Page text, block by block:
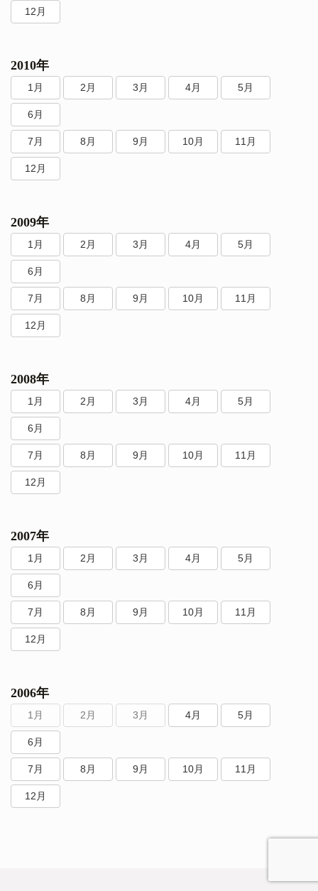
12月
2010年
1月 2月 3月 4月 5月
6月
7月 8月 9月 10月 11月
12月
2009年
1月 2月 3月 4月 5月
6月
7月 8月 9月 10月 11月
12月
2008年
1月 2月 3月 4月 5月
6月
7月 8月 9月 10月 11月
12月
2007年
1月 2月 3月 4月 5月
6月
7月 8月 9月 10月 11月
12月
2006年
1月 2月 3月 4月 5月
6月
7月 8月 9月 10月 11月
12月